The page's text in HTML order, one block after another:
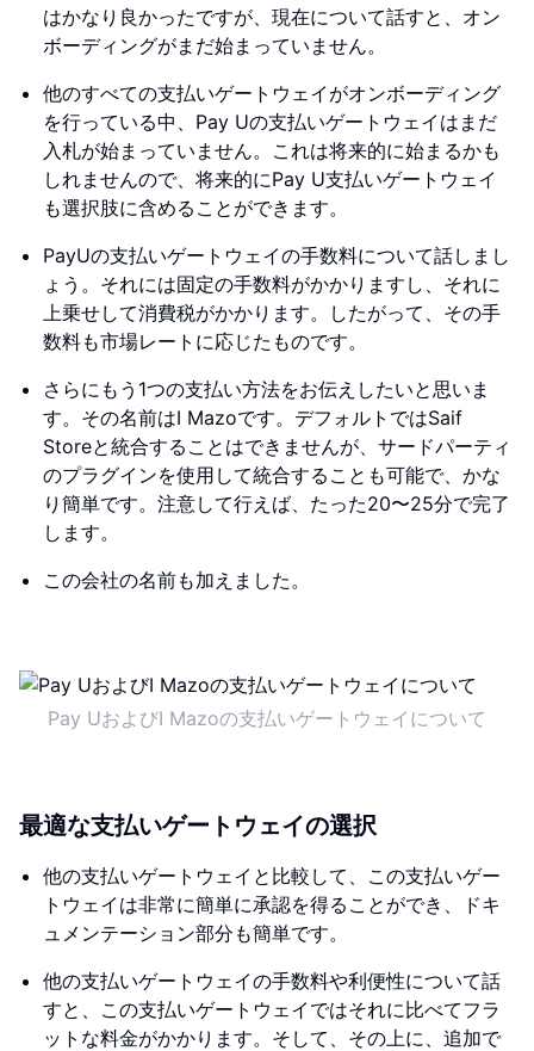
はかなり良かったですが、現在について話すと、オン
ボーディングがまだ始まっていません。
他のすべての支払いゲートウェイがオンボーディング
を行っている中、Pay Uの支払いゲートウェイはまだ
入札が始まっていません。これは将来的に始まるかも
しれませんので、将来的にPay U支払いゲートウェイ
も選択肢に含めることができます。
PayUの支払いゲートウェイの手数料について話しまし
ょう。それには固定の手数料がかかりますし、それに
上乗せして消費税がかかります。したがって、その手
数料も市場レートに応じたものです。
さらにもう1つの支払い方法をお伝えしたいと思いま
す。その名前はI Mazoです。デフォルトではSaif
Storeと統合することはできませんが、サードパーティ
のプラグインを使用して統合することも可能で、かな
り簡単です。注意して行えば、たった20〜25分で完了
します。
この会社の名前も加えました。
Pay UおよびI Mazoの支払いゲートウェイについて
最適な支払いゲートウェイの選択
他の支払いゲートウェイと比較して、この支払いゲー
トウェイは非常に簡単に承認を得ることができ、ドキ
ュメンテーション部分も簡単です。
他の支払いゲートウェイの手数料や利便性について話
すと、この支払いゲートウェイではそれに比べてフラ
ットな料金がかかります。そして、その上に、追加で